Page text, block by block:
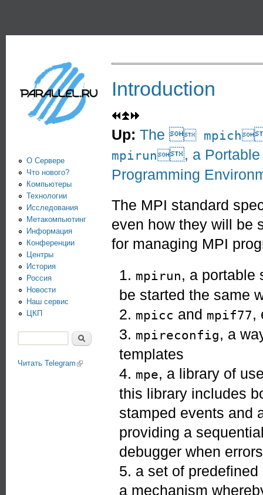
Информационно-
аналитический
центр по
параллельным
вычислениям
Introduction
Up: The  mpich
mpirun, a Portable
Programming
The MPI standard
even how they will be
for managing MPI
1. mpirun, a portable
be started the same
2. mpicc and mpif77,
3. mpireconfig, a
templates
4. mpe, a library of
this library includes
stamped events and
providing a
debugger when
5. a set of
a mechanism
О Сервере
Что нового?
Компьютеры
Технологии
Исследования
Метакомпьютинг
Информация
Конференции
Центры
История
Россия
Новости
Наш сервис
ЦКП
Читать Telegram (link is external)